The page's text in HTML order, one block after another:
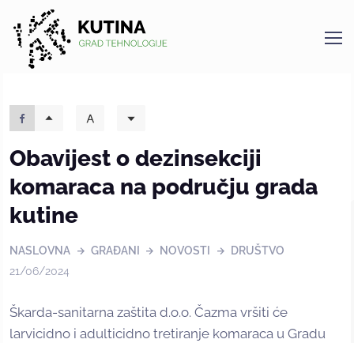
Kutina
Obavijest o dezinsekciji
komaraca na području grada
kutine
NASLOVNA GRAĐANI NOVOSTI
DRUŠTVO
21/06/2024
Škarda-sanitarna zaštita d.o.o. Čazma vršiti će
larvicidno i adulticidno tretiranje komaraca u Gradu